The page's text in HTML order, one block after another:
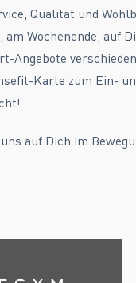
Qualität und
am Wochenende, auf
Angebote
Karte zum Ein-
auf Dich im